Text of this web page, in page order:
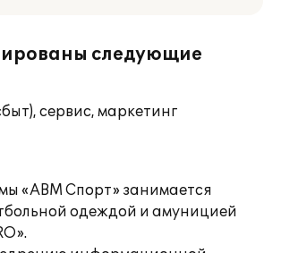
следующие
сервис, маркетинг
«АВМ Спорт» занимается
одеждой и амуницией